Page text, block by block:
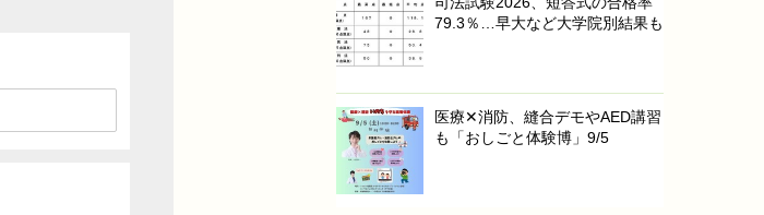
79.3％…早大など大学院別結果も
医療✕消防、縫合デモやAED講習
も「おしごと体験博」9/5